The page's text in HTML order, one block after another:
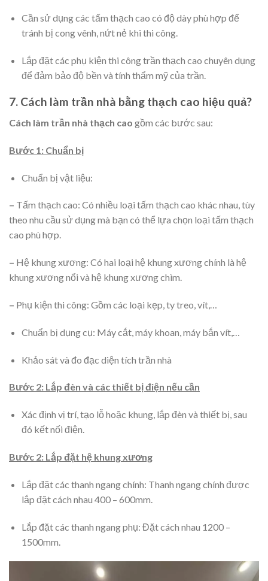
Cần sử dụng các tấm thạch cao có độ dày phù hợp để
tránh bị cong vênh, nứt nẻ khi thi công.
Lắp đặt các phụ kiện thi công trần thạch cao chuyên dụng
để đảm bảo độ bền và tính thẩm mỹ của trần.
7. Cách làm trần nhà bằng thạch cao hiệu quả?
Cách làm trần nhà thạch cao gồm các bước sau:
Bước 1: Chuẩn bị
Chuẩn bị vật liệu:
– Tấm thạch cao: Có nhiều loại tấm thạch cao khác nhau, tùy
theo nhu cầu sử dụng mà bạn có thể lựa chọn loại tấm thạch
cao phù hợp.
– Hệ khung xương: Có hai loại hệ khung xương chính là hệ
khung xương nổi và hệ khung xương chìm.
– Phụ kiện thi công: Gồm các loại kẹp, ty treo, vít,…
Chuẩn bị dụng cụ: Máy cắt, máy khoan, máy bắn vít,…
Khảo sát và đo đạc diện tích trần nhà
Bước 2: Lắp đèn và các thiết bị điện nếu cần
Xác định vị trí, tạo lỗ hoặc khung, lắp đèn và thiết bị, sau
đó kết nối điện.
Bước 2: Lắp đặt hệ khung xương
Lắp đặt các thanh ngang chính: Thanh ngang chính được
lắp đặt cách nhau 400 – 600mm.
Lắp đặt các thanh ngang phụ: Đặt cách nhau 1200 –
1500mm.